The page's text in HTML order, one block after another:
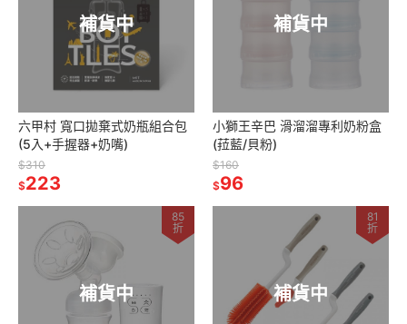
補貨中
六甲村 寬口拋棄式奶瓶組合包
(5入+手握器+奶嘴)
$310
$223
補貨中
小獅王辛巴 滑溜溜專利奶粉盒
(菈藍/貝粉)
$160
$96
補貨中
85
折
補貨中
81
折